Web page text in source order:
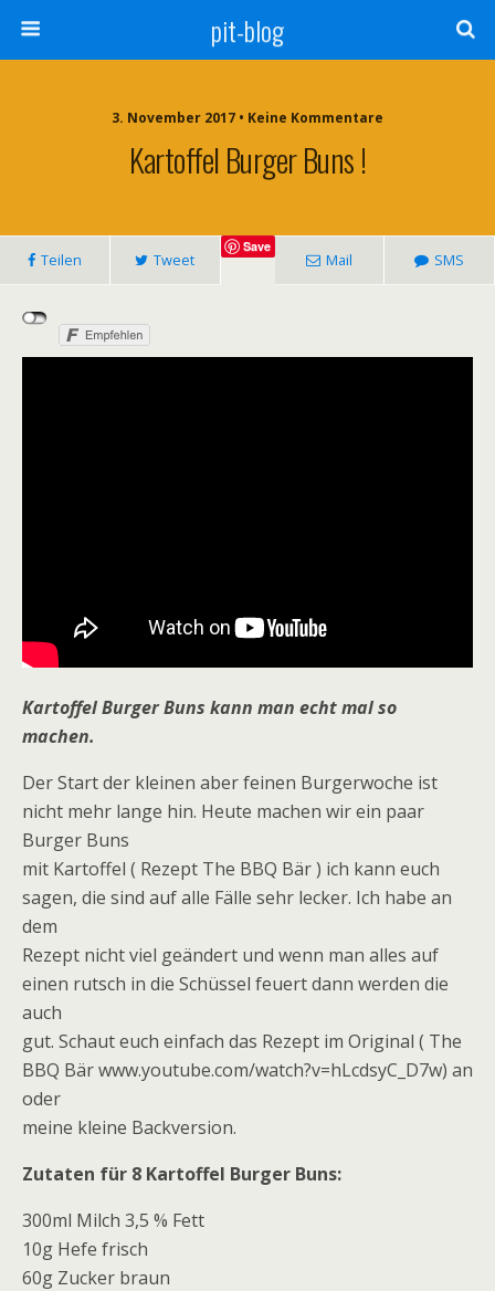
pit-blog
3. November 2017 • Keine Kommentare
Kartoffel Burger Buns !
Teilen Tweet
Save
Mail SMS
Kartoffel Burger Buns kann man echt mal so
machen.
Der Start der kleinen aber feinen Burgerwoche ist
nicht mehr lange hin. Heute machen wir ein paar
Burger Buns
mit Kartoffel ( Rezept The BBQ Bär ) ich kann euch
sagen, die sind auf alle Fälle sehr lecker. Ich habe an
dem
Rezept nicht viel geändert und wenn man alles auf
einen rutsch in die Schüssel feuert dann werden die
auch
gut. Schaut euch einfach das Rezept im Original ( The
BBQ Bär www.youtube.com/watch?v=hLcdsyC_D7w) an
oder
meine kleine Backversion.
Zutaten für 8 Kartoffel Burger Buns:
300ml Milch 3,5 % Fett
10g Hefe frisch
60g Zucker braun